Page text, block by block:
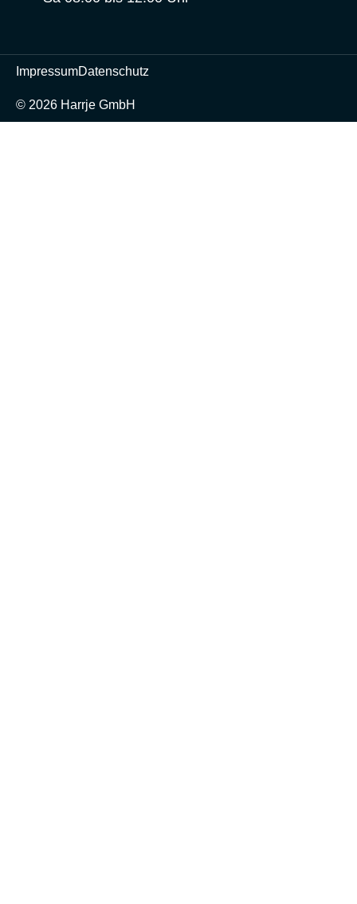
© 2026 Harrje GmbH
ImpressumDatenschutz